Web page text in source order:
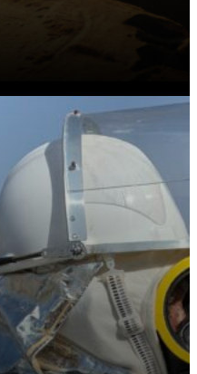
التدريب وبناء القدرات